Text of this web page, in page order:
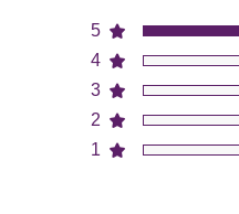
5
4
3
2
1